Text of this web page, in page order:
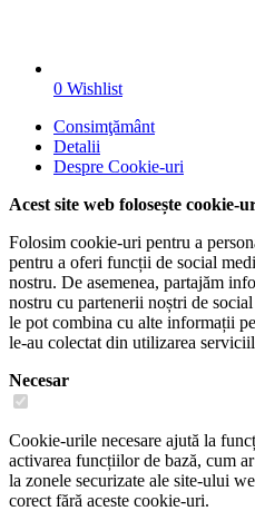
0 Wishlist
Consimţământ
Detalii
Despre Cookie-uri
Acest site web folosește cookie-
Folosim cookie-uri pentru a
pentru a oferi funcții de social
nostru. De asemenea, partajăm
nostru cu partenerii noștri de
le pot combina cu alte informații
le-au colectat din utilizarea
Necesar
Cookie-urile necesare ajută la
activarea funcțiilor de bază, cum
la zonele securizate ale site-ului
corect fără aceste cookie-uri.